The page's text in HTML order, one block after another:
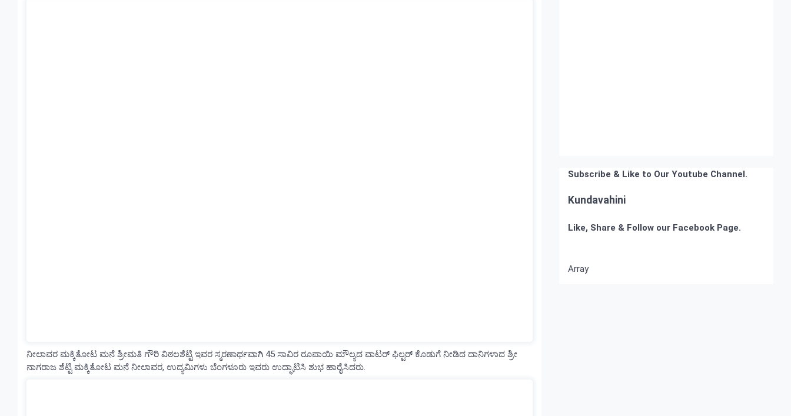
ನೀಲಾವರ ಮಕ್ಕಿತೋಟ ಮನೆ ಶ್ರೀಮತಿ ಗೌರಿ ವಿಠಲಶೆಟ್ಟಿ ಇವರ ಸ್ಮರಣಾರ್ಥವಾಗಿ 45 ಸಾವಿರ ರೂಪಾಯಿ ಮೌಲ್ಯದ ವಾಟರ್ ಫಿಲ್ಟರ್ ಕೊಡುಗೆ ನೀಡಿದ ದಾನಿಗಳಾದ ಶ್ರೀ
ನಾಗರಾಜ ಶೆಟ್ಟಿ ಮಕ್ಕಿತೋಟ ಮನೆ ನೀಲಾವರ, ಉದ್ಯಮಿಗಳು ಬೆಂಗಳೂರು ಇವರು ಉದ್ಘಾಟಿಸಿ ಶುಭ ಹಾರೈಸಿದರು.
Subscribe & Like to Our Youtube Channel.
Kundavahini
Like, Share & Follow our Facebook Page.
Array